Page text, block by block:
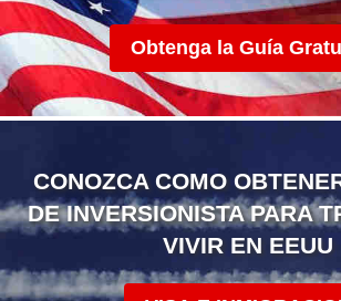
Obtenga la Guía
CONOZCA COMO
DE INVERSIONISTA PARA
VIVIR EN EEUU